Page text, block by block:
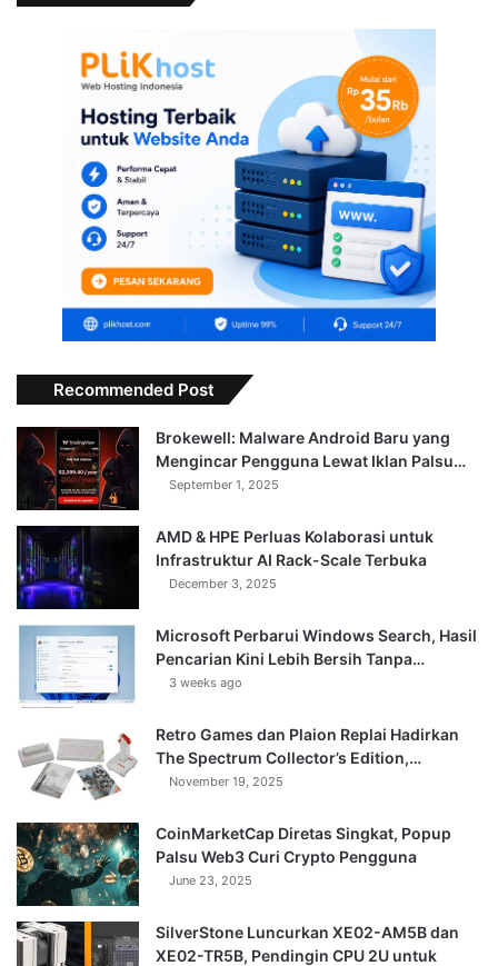
Recommended Post
Brokewell: Malware Android Baru yang
Mengincar Pengguna Lewat Iklan Palsu…
September 1, 2025
AMD & HPE Perluas Kolaborasi untuk
Infrastruktur AI Rack-Scale Terbuka
December 3, 2025
Microsoft Perbarui Windows Search, Hasil
Pencarian Kini Lebih Bersih Tanpa…
3 weeks ago
Retro Games dan Plaion Replai Hadirkan
The Spectrum Collector’s Edition,…
November 19, 2025
CoinMarketCap Diretas Singkat, Popup
Palsu Web3 Curi Crypto Pengguna
June 23, 2025
SilverStone Luncurkan XE02-AM5B dan
XE02-TR5B, Pendingin CPU 2U untuk